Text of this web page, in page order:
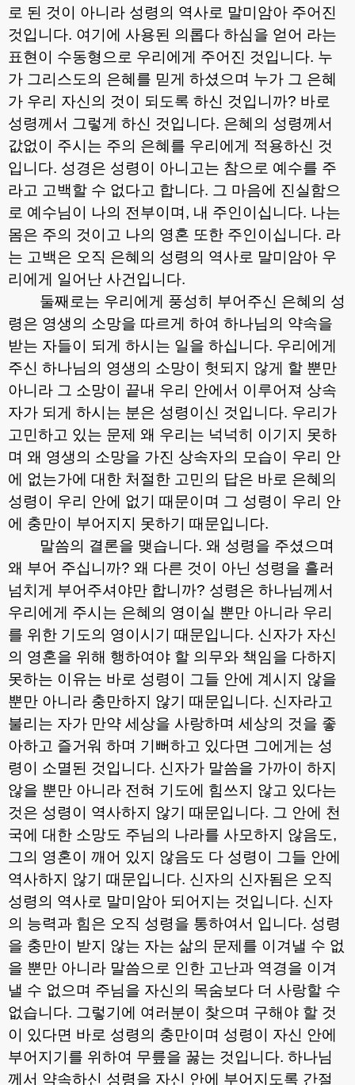
로 된 것이 아니라 성령의 역사로 말미암아 주어진
것입니다. 여기에 사용된 의롭다 하심을 얻어 라는
표현이 수동형으로 우리에게 주어진 것입니다. 누
가 그리스도의 은혜를 믿게 하셨으며 누가 그 은혜
가 우리 자신의 것이 되도록 하신 것입니까? 바로
성령께서 그렇게 하신 것입니다. 은혜의 성령께서
값없이 주시는 주의 은혜를 우리에게 적용하신 것
입니다. 성경은 성령이 아니고는 참으로 예수를 주
라고 고백할 수 없다고 합니다. 그 마음에 진실함으
로 예수님이 나의 전부이며 , 내 주인이십니다. 나는
몸은 주의 것이고 나의 영혼 또한 주인이십니다. 라
는 고백은 오직 은혜의 성령의 역사로 말미암아 우
리에게 일어난 사건입니다.
둘째로는 우리에게 풍성히 부어주신 은혜의 성
령은 영생의 소망을 따르게 하여 하나님의 약속을
받는 자들이 되게 하시는 일을 하십니다. 우리에게
주신 하나님의 영생의 소망이 헛되지 않게 할 뿐만
아니라 그 소망이 끝내 우리 안에서 이루어져 상속
자가 되게 하시는 분은 성령이신 것입니다. 우리가
고민하고 있는 문제 왜 우리는 넉넉히 이기지 못하
며 왜 영생의 소망을 가진 상속자의 모습이 우리 안
에 없는가에 대한 처절한 고민의 답은 바로 은혜의
성령이 우리 안에 없기 때문이며 그 성령이 우리 안
에 충만이 부어지지 못하기 때문입니다.
말씀의 결론을 맺습니다. 왜 성령을 주셨으며
왜 부어 주십니까? 왜 다른 것이 아닌 성령을 흘러
넘치게 부어주셔야만 합니까? 성령은 하나님께서
우리에게 주시는 은혜의 영이실 뿐만 아니라 우리
를 위한 기도의 영이시기 때문입니다. 신자가 자신
의 영혼을 위해 행하여야 할 의무와 책임을 다하지
못하는 이유는 바로 성령이 그들 안에 계시지 않을
뿐만 아니라 충만하지 않기 때문입니다. 신자라고
불리는 자가 만약 세상을 사랑하며 세상의 것을 좋
아하고 즐거워 하며 기뻐하고 있다면 그에게는 성
령이 소멸된 것입니다. 신자가 말씀을 가까이 하지
않을 뿐만 아니라 전혀 기도에 힘쓰지 않고 있다는
것은 성령이 역사하지 않기 때문입니다. 그 안에 천
국에 대한 소망도 주님의 나라를 사모하지 않음도,
그의 영혼이 깨어 있지 않음도 다 성령이 그들 안에
역사하지 않기 때문입니다. 신자의 신자됨은 오직
성령의 역사로 말미암아 되어지는 것입니다. 신자
의 능력과 힘은 오직 성령을 통하여서 입니다. 성령
을 충만이 받지 않는 자는 삶의 문제를 이겨낼 수 없
을 뿐만 아니라 말씀으로 인한 고난과 역경을 이겨
낼 수 없으며 주님을 자신의 목숨보다 더 사랑할 수
없습니다. 그렇기에 여러분이 찾으며 구해야 할 것
이 있다면 바로 성령의 충만이며 성령이 자신 안에
부어지기를 위하여 무릎을 꿇는 것입니다. 하나님
께서 약속하신 성령을 자신 안에 부어지도록 간절